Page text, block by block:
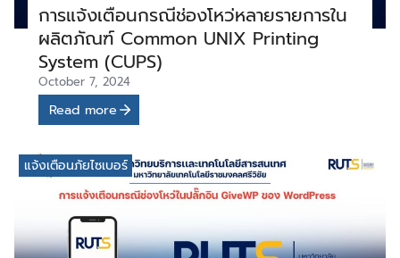
การแจ้งเตือนกรณีช่องโหว่หลายรายการใน
ผลิตภัณฑ์ Common UNIX Printing
System (CUPS)
October 7, 2024
Read more
แจ้งเตือนภัยไซเบอร์